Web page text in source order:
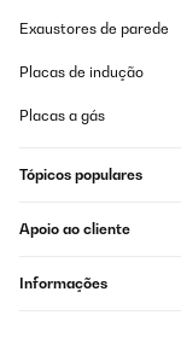
Exaustores de parede
Placas de indução
Placas a gás
Tópicos populares
Apoio ao cliente
Informações